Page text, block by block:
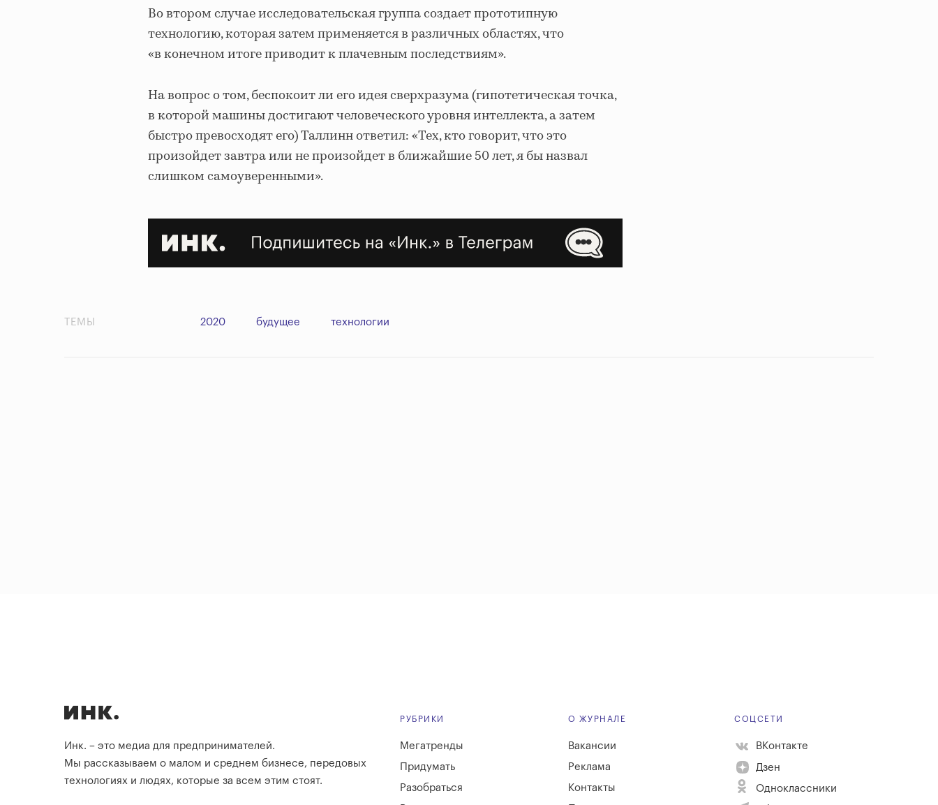
Во втором случае исследовательская группа создает прототипную
технологию, которая затем применяется в различных областях, что
«в конечном итоге приводит к плачевным последствиям».
На вопрос о том, беспокоит ли его идея сверхразума (гипотетическая точка,
в которой машины достигают человеческого уровня интеллекта, а затем
быстро превосходят его) Таллинн ответил: «Тех, кто говорит, что это
произойдет завтра или не произойдет в ближайшие 50 лет, я бы назвал
слишком самоуверенными».
ТЕМЫ 2020 будущее технологии
Инк. – это медиа для предпринимателей.
Мы рассказываем о малом и среднем бизнесе, передовых
технологиях и людях, которые за всем этим стоят.
РУБРИКИ
Мегатренды
Придумать
Разобраться
О ЖУРНАЛЕ
Вакансии
Реклама
Контакты
СОЦСЕТИ
ВКонтакте
Дзен
Одноклассники